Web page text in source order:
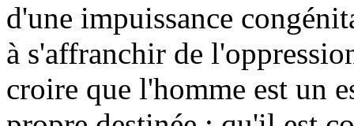
d'une impuissance
à s'affranchir de
croire que l'homme est un